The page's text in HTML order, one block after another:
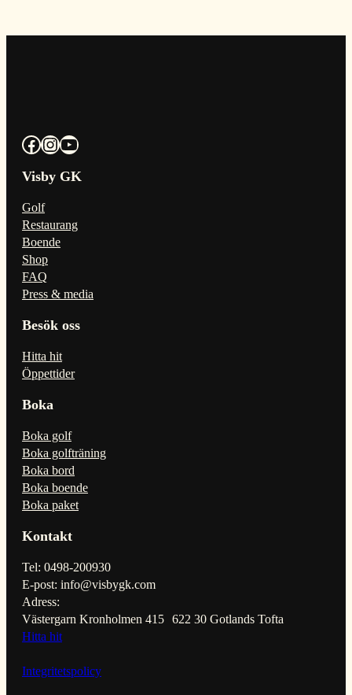
Facebook InstagramYouTube
Visby GK
Golf
Restaurang
Boende
Shop
FAQ
Press & media
Besök oss
Hitta hit
Öppettider
Boka
Boka golf
Boka golfträning
Boka bord
Boka boende
Boka paket
Kontakt
Tel: 0498-200930
E-post: info@visbygk.com
Adress:
Västergarn Kronholmen 415 622 30 Gotlands Tofta
Hitta hit
Integritetspolicy